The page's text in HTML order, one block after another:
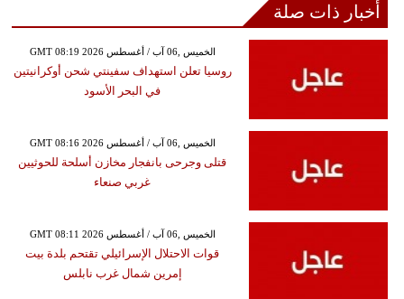
أخبار ذات صلة
GMT 08:19 2026 الخميس ,06 آب / أغسطس
روسيا تعلن استهداف سفينتي شحن أوكرانيتين
في البحر الأسود
GMT 08:16 2026 الخميس ,06 آب / أغسطس
قتلى وجرحى بانفجار مخازن أسلحة للحوثيين
غربي صنعاء
GMT 08:11 2026 الخميس ,06 آب / أغسطس
قوات الاحتلال الإسرائيلي تقتحم بلدة بيت
إمرين شمال غرب نابلس